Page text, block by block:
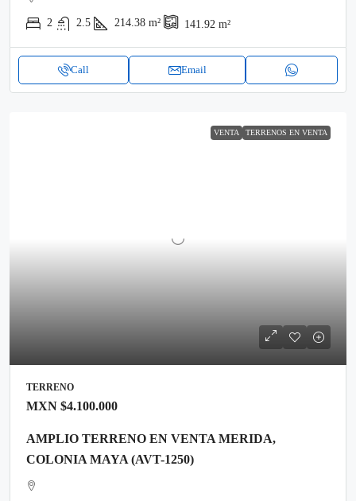
2 2.5 214.38 m² 141.92 m²
Call Email
VENTA TERRENOS EN VENTA
TERRENO
MXN $4.100.000
AMPLIO TERRENO EN VENTA MERIDA,
COLONIA MAYA (AVT-1250)